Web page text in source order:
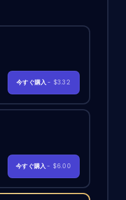
今すぐ購入- $3.32
今すぐ購入- $6.00